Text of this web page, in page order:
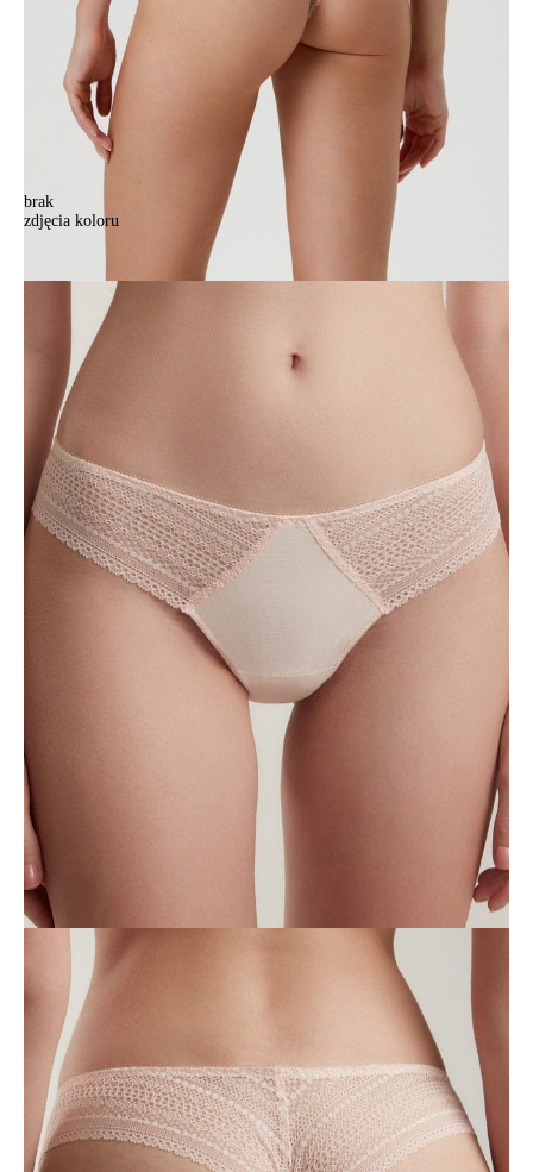
brak
zdjęcia koloru
Majtki CONTE ELEGANT VINTAGE RP6072, r.102, migdałowy
Majtki CONTE ELEGANT VINTAGE RP6072, r.102, migdałowy
58,90 zł
ZDJĘCIA
BRAK
ZDJĘCIA
BRAK
ZDJĘCIA
Rozmiary:
Tabela rozmiarów
90/XS
94/S
98/M
DODAJ DO KOSZYKA
POWIADOM MNIE O DOSTĘPNOŚCI
ПОЛУЧИТЬ ПО EMAIL
Dostawa
Kurier,
czas dostawy: 1-2 dni robocze
Paczkomaty InPost 24/7,
darmowa od 50 zł
czas dostawy: 1-2 dni robocze
Odbiór osobisty
pn.- czw. 8:00 - 16:00, pt. 8:00 - 14:00
Opis produktu
Opinie
Pytania
O produkcie
Majtki tanga ze niskim stanem Vintage RP6072 wykonane są z koronki
z ażurowym ozdobnym wzorem. Nowoczesny wygląd, perfekcyjne
dopasowanie i absolutny komfort to cechy charakterystyczne dla tego
modelu.
Cechy modelu: